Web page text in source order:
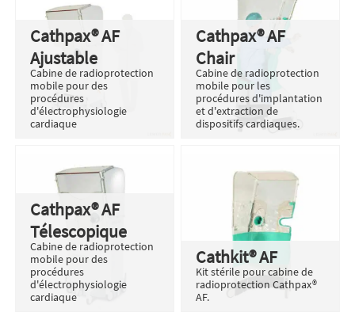
Cathpax® AF
Ajustable
Cabine de radioprotection
mobile pour des
procédures
d'électrophysiologie
cardiaque
Cathpax® AF
Chair
Cabine de radioprotection
mobile pour les
procédures d'implantation
et d'extraction de
dispositifs cardiaques.
Cathpax® AF
Télescopique
Cabine de radioprotection
mobile pour des
procédures
d'électrophysiologie
cardiaque
Cathkit® AF
Kit stérile pour cabine de
radioprotection Cathpax®
AF.